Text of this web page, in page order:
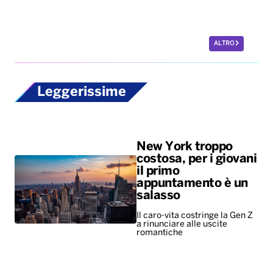
ALTRO
Leggerissime
New York troppo
costosa, per i giovani
il primo
appuntamento è un
salasso
Il caro-vita costringe la Gen Z
a rinunciare alle uscite
romantiche